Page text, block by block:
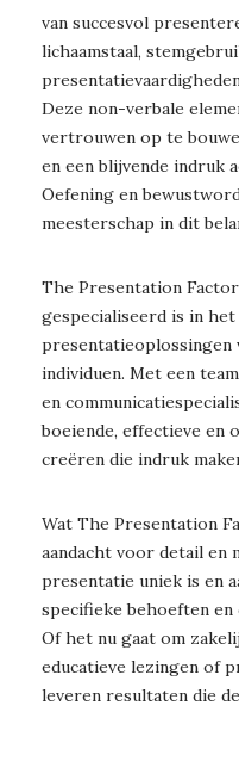
van succesvol
lichaamstaal,
Deze non-verbale
vertrouwen op te
en een blijvende indruk
Oefening en
meesterschap in dit
The Presentation
gespecialiseerd is in
presentatieoplossingen
individuen. Met een
en
boeiende, effectieve en
creëren die indruk
Wat The Presentation
aandacht voor detail en
presentatie uniek is en
specifieke behoeften en
Of het nu gaat om
educatieve lezingen of
leveren resultaten die